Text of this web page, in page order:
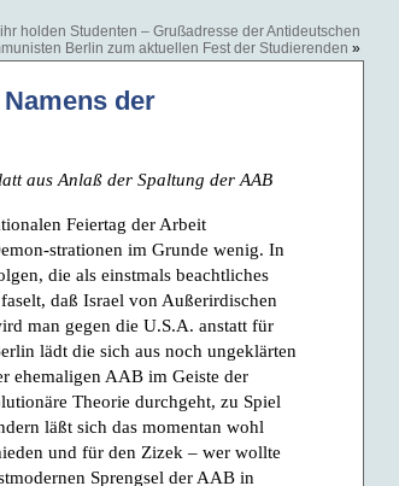
holden Studenten – Grußadresse der Antideutschen
Berlin zum aktuellen Fest der Studierenden »
der
aus Anlaß der Spaltung der AAB
Feiertag der Arbeit
strationen im Grunde wenig. In
die als einstmals beachtliches
daß Israel von Außerirdischen
man gegen die U.S.A. anstatt für
lädt die sich aus noch ungeklärten
ehemaligen AAB im Geiste der
Theorie durchgeht, zu Spiel
läßt sich das momentan wohl
und für den Zizek – wer wollte
Sprengsel der AAB in